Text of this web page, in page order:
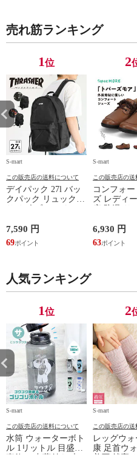
歩きやすい 調節
できる かわいい
ドア キャンプ 春
夏 黒 ブラック
ベージュ カーキ
GERRY 5516
歩きやす
できる
ドア キ
夏 黒 ブラ
ベージュ
GERRY
売れ筋ランキング
1位
S-mart
この販売店の送料について
デイパック 27l バッ
クパック リュック
鞄 機内持ち込み 夏
スラッシャー
THRASHER r1929
7,590 円
69
2
S-mart
この販売店の送
コンフォ
ズ レディ
シューズ 黒
ズ モア 靴
ルシューズ
TOPAZ
6,930 円
63
人気ランキング
1位
S-mart
この販売店の送料について
水筒 ウォーターボト
ル 1リットル 目盛り
2
S-mart
この販売店の送
レッグウ
康 足首ウ